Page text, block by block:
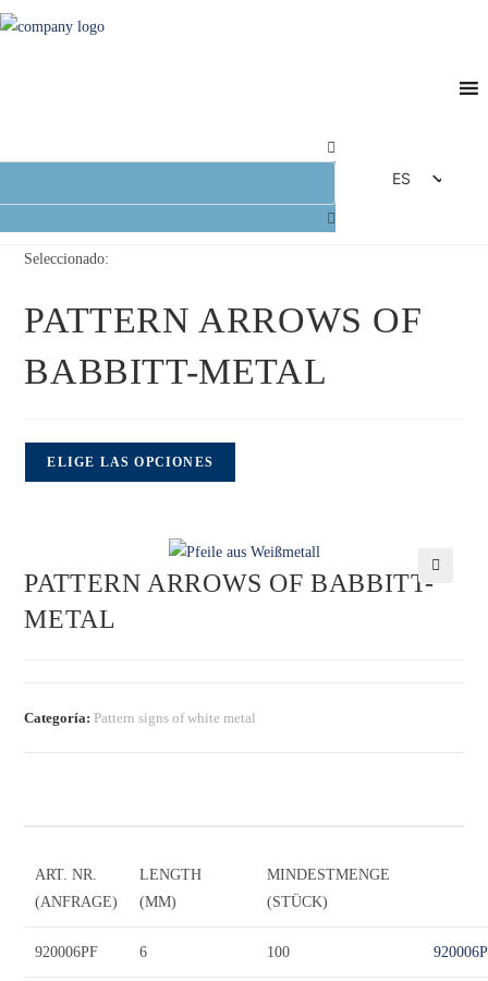
ES
IT
Seleccionado:
PATTERN ARROWS OF
BABBITT-METAL
ELIGE LAS OPCIONES
PATTERN ARROWS OF BABBITT-
METAL
Categoría: Pattern signs of white metal
ART. NR.
(ANFRAGE)
LENGTH
(MM)
MINDESTMENGE
(STÜCK)
920006PF 6 100